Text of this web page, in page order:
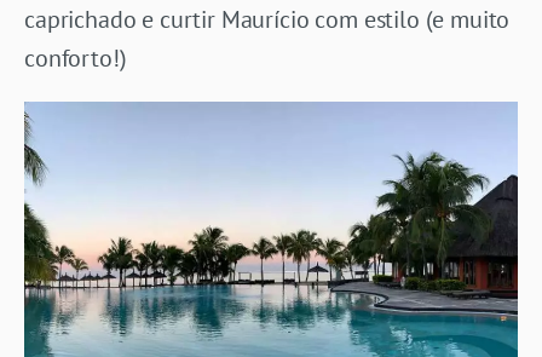
caprichado e curtir Maurício com estilo (e muito
conforto!)